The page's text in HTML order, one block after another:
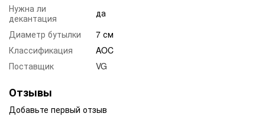
Нужна ли
декантация
да
Диаметр бутылки
7 см
Классификация
AOC
Поставщик
VG
Отзывы
Добавьте первый отзыв